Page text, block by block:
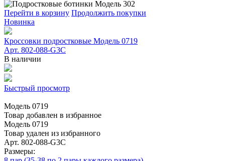
Перейти в корзину Продолжить покупки
Новинка
Кроссовки подростковые Модель 0719
Арт. 802-088-G3C
В наличии
Быстрый просмотр
Модель 0719
Товар добавлен в избранное
Модель 0719
Товар удален из избранного
Арт. 802-088-G3C
Размеры: